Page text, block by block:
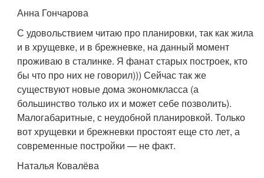
Анна Гончарова
С удовольствием читаю про планировки, так как жила
и в хрущевке, и в брежневке, на данный момент
проживаю в сталинке. Я фанат старых построек, кто
бы что про них не говорил))) Сейчас так же
существуют новые дома экономкласса (а
большинство только их и может себе позволить).
Малогабаритные, с неудобной планировкой. Только
вот хрущевки и брежневки простоят еще сто лет, а
современные постройки — не факт.
Наталья Ковалёва